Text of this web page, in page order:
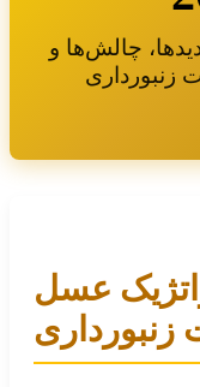
چالش‌ها و
عسل